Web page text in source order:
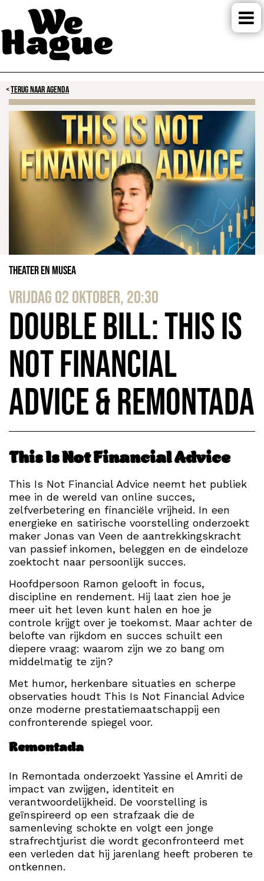
TERUG NAAR AGENDA
Theater en Musea
vrijdag 02 oktober, 20:30
Double Bill: This Is
Not Financial
Advice & Remontada
This Is Not Financial Advice
This Is Not Financial Advice neemt het publiek
mee in de wereld van online succes,
zelfverbetering en financiële vrijheid. In een
energieke en satirische voorstelling onderzoekt
maker Jonas van Veen de aantrekkingskracht
van passief inkomen, beleggen en de eindeloze
zoektocht naar persoonlijk succes.
Hoofdpersoon Ramon gelooft in focus,
discipline en rendement. Hij laat zien hoe je
meer uit het leven kunt halen en hoe je
controle krijgt over je toekomst. Maar achter de
belofte van rijkdom en succes schuilt een
diepere vraag: waarom zijn we zo bang om
middelmatig te zijn?
Met humor, herkenbare situaties en scherpe
observaties houdt This Is Not Financial Advice
onze moderne prestatiemaatschappij een
confronterende spiegel voor.
Remontada
In Remontada onderzoekt Yassine el Amriti de
impact van zwijgen, identiteit en
verantwoordelijkheid. De voorstelling is
geïnspireerd op een strafzaak die de
samenleving schokte en volgt een jonge
strafrechtjurist die wordt geconfronteerd met
een verleden dat hij jarenlang heeft proberen te
ontkennen.